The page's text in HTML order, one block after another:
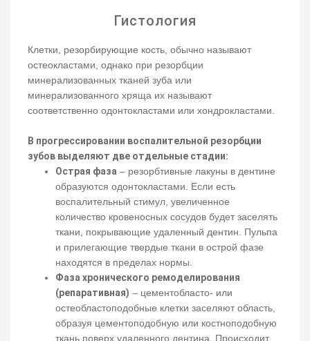
Гистология
Клетки, резорбирующие кость, обычно называют
остеокластами, однако при резорбции
минерализованных тканей зуба или
минерализованного хряща их называют
соответственно одонтокластами или хондрокластами.
В прогрессировании воспалительной резорбции
зубов выделяют две отдельные стадии:
Острая фаза – резорбтивные лакуны в дентине
образуются одонтокластами. Если есть
воспалительный стимул, увеличенное
количество кровеносных сосудов будет заселять
ткани, покрывающие удаленный дентин. Пульпа
и прилегающие твердые ткани в острой фазе
находятся в пределах нормы.
Фаза хронического ремоделирования
(репаративная) – цементобласто- или
остеобластоподобные клетки заселяют область,
образуя цементоподобную или костноподобную
ткань поверх удаленного дентина. Происходит